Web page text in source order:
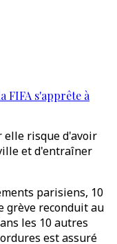
FIFA s'apprête à
elle risque d'avoir
et d'entraîner
parisiens, 10
grève reconduit au
les 10 autres
est assuré